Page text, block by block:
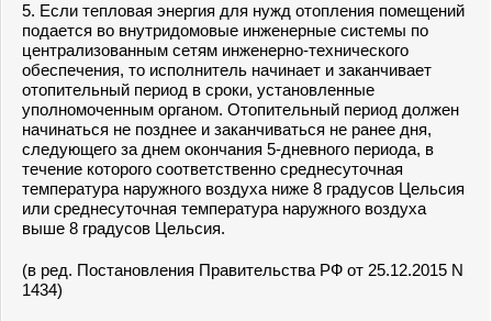
5. Если тепловая энергия для нужд отопления помещений
подается во внутридомовые инженерные системы по
централизованным сетям инженерно-технического
обеспечения, то исполнитель начинает и заканчивает
отопительный период в сроки, установленные
уполномоченным органом. Отопительный период должен
начинаться не позднее и заканчиваться не ранее дня,
следующего за днем окончания 5-дневного периода, в
течение которого соответственно среднесуточная
температура наружного воздуха ниже 8 градусов Цельсия
или среднесуточная температура наружного воздуха
выше 8 градусов Цельсия.
(в ред. Постановления Правительства РФ от 25.12.2015 N
1434)